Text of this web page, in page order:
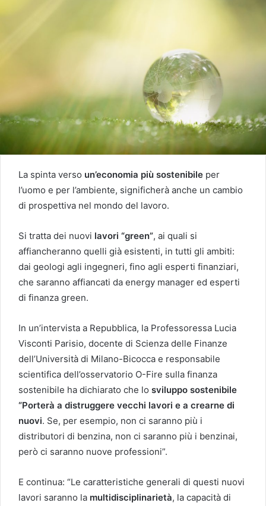
La spinta verso un’economia più sostenibile per
l’uomo e per l’ambiente, significherà anche un cambio
di prospettiva nel mondo del lavoro.
Si tratta dei nuovi lavori “green”, ai quali si
affiancheranno quelli già esistenti, in tutti gli ambiti:
dai geologi agli ingegneri, fino agli esperti finanziari,
che saranno affiancati da energy manager ed esperti
di finanza green.
In un’intervista a Repubblica, la Professoressa Lucia
Visconti Parisio, docente di Scienza delle Finanze
dell’Università di Milano-Bicocca e responsabile
scientifica dell’osservatorio O-Fire sulla finanza
sostenibile ha dichiarato che lo sviluppo sostenibile
“Porterà a distruggere vecchi lavori e a crearne di
nuovi. Se, per esempio, non ci saranno più i
distributori di benzina, non ci saranno più i benzinai,
però ci saranno nuove professioni”.
E continua: “Le caratteristiche generali di questi nuovi
lavori saranno la multidisciplinarietà, la capacità di